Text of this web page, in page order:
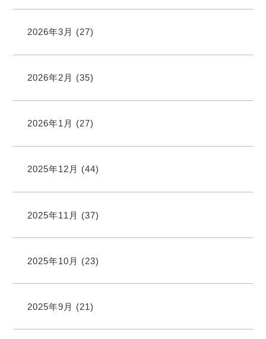
2026年3月 (27)
2026年2月 (35)
2026年1月 (27)
2025年12月 (44)
2025年11月 (37)
2025年10月 (23)
2025年9月 (21)